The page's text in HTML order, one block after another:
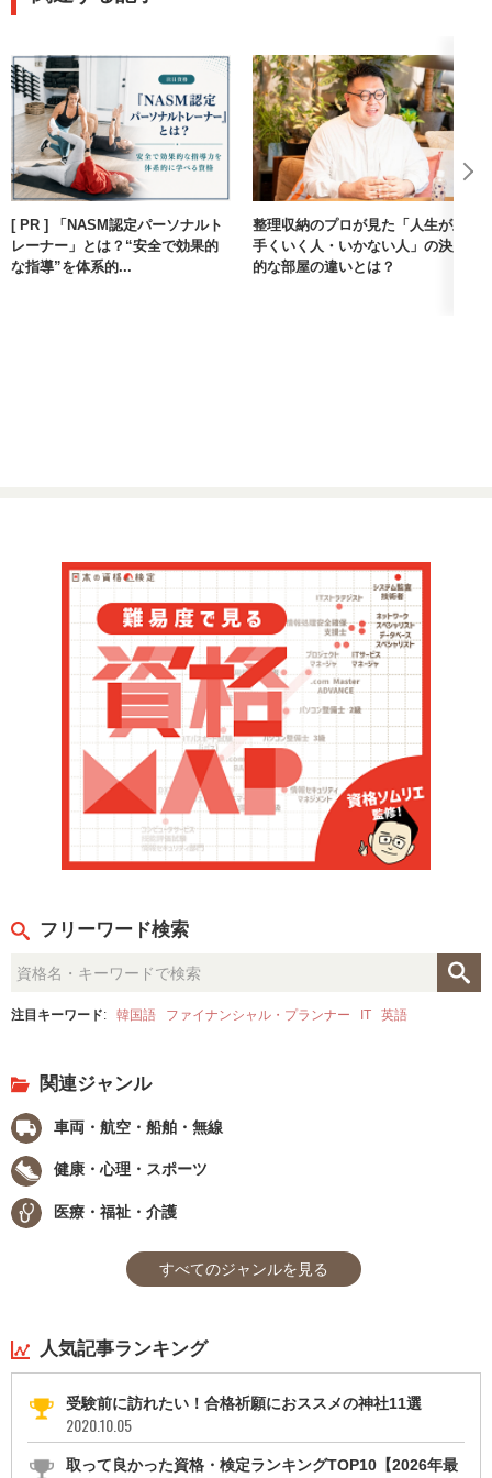
[ PR ] 「NASM認定パーソナルト
レーナー」とは？“安全で効果的
な指導”を体系的...
整理収納のプロが見た「人生が上
手くいく人・いかない人」の決定
的な部屋の違いとは？
フリーワード検索
注目キーワード: 韓国語 ファイナンシャル・プランナー IT 英語
関連ジャンル
車両・航空・船舶・無線
健康・心理・スポーツ
医療・福祉・介護
すべてのジャンルを見る
人気記事ランキング
受験前に訪れたい！合格祈願におススメの神社11選
2020.10.05
取って良かった資格・検定ランキングTOP10【2026年最